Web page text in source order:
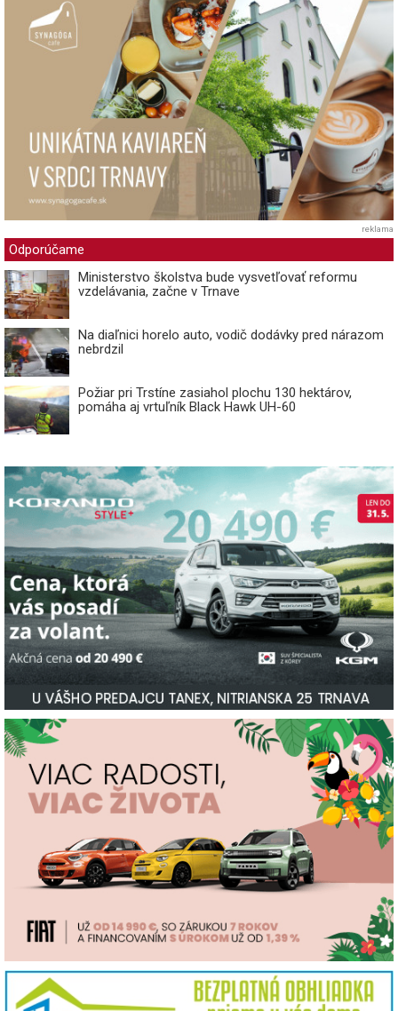
reklama
Odporúčame
Ministerstvo školstva bude vysvetľovať reformu
vzdelávania, začne v Trnave
Na diaľnici horelo auto, vodič dodávky pred nárazom
nebrdzil
Požiar pri Trstíne zasiahol plochu 130 hektárov,
pomáha aj vrtuľník Black Hawk UH-60